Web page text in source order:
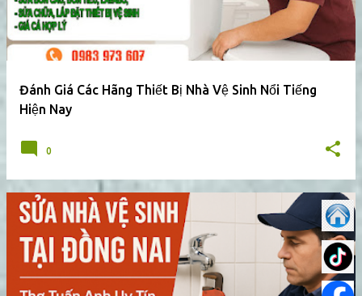
Đánh Giá Các Hãng Thiết Bị Nhà Vệ Sinh Nổi Tiếng
Hiện Nay
0